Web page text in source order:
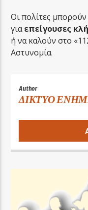
Οι πολίτες
γιαεπείγουσες
ή να καλούν στο
Αστυνομία.
Author
ΔΙΚΤΥΟ